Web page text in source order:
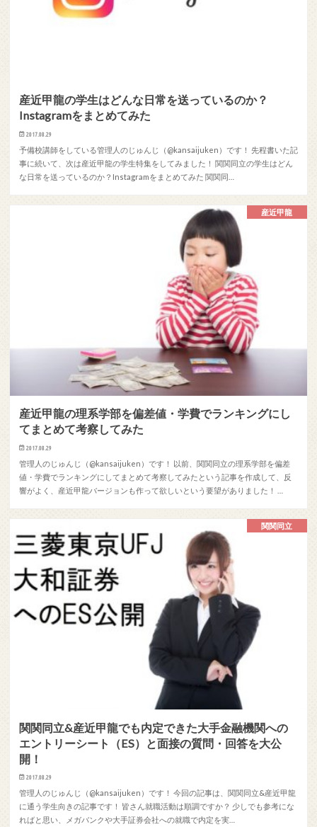
産近甲龍の学生はどんな日常を送っているのか？
Instagramをまとめてみた
2017.08.29
予備校講師をしている管理人のじゅんじ（@kansaijuken）です！ 先程書いた記
事に続いて、次は産近甲龍の学生特集をしてみました！ 関関同立の学生はどん
な日常を送っているのか？Instagramをまとめてみた 関関同…
産近甲龍
産近甲龍の理系学部を偏差値・学費でランキングにし
てまとめて考察してみた
2017.08.29
管理人のじゅんじ（@kansaijuken）です！ 以前、関関同立の理系学部を偏差
値・学費でランキングにしてまとめて考察してみたという記事を作成して、反
響がよく、産近甲龍バージョンも作って欲しいという要望がありました！ …
関関同立
関関同立&産近甲龍でも内定できた大手金融機関への
エントリーシート（ES）と面接の質問・回答を大公
開！
2017.08.29
管理人のじゅんじ（@kansaijuken）です！ 今回の記事は、関関同立&産近甲龍
に通う学生向きの記事です！ 皆さん就職活動は順調ですか？ 少しでも参考にな
ればと思い、メガバンクや大手証券会社への就職で内定を実…